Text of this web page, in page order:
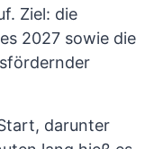
Ziel: die
2027 sowie die
darunter